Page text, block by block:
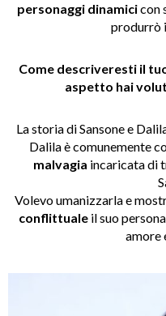
personaggi dinamicicon
produrrò i
Come descriveresti il
aspetto hai
La storia di Sansone e
Dalila è comunemente
malvagia incaricata di
Volevo umanizzarla e
conflittualeil suo
amore